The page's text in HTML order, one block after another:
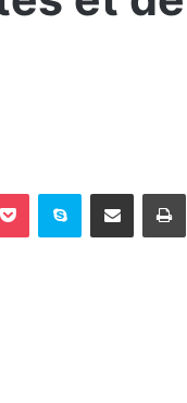
Pocket Skype Partager par email